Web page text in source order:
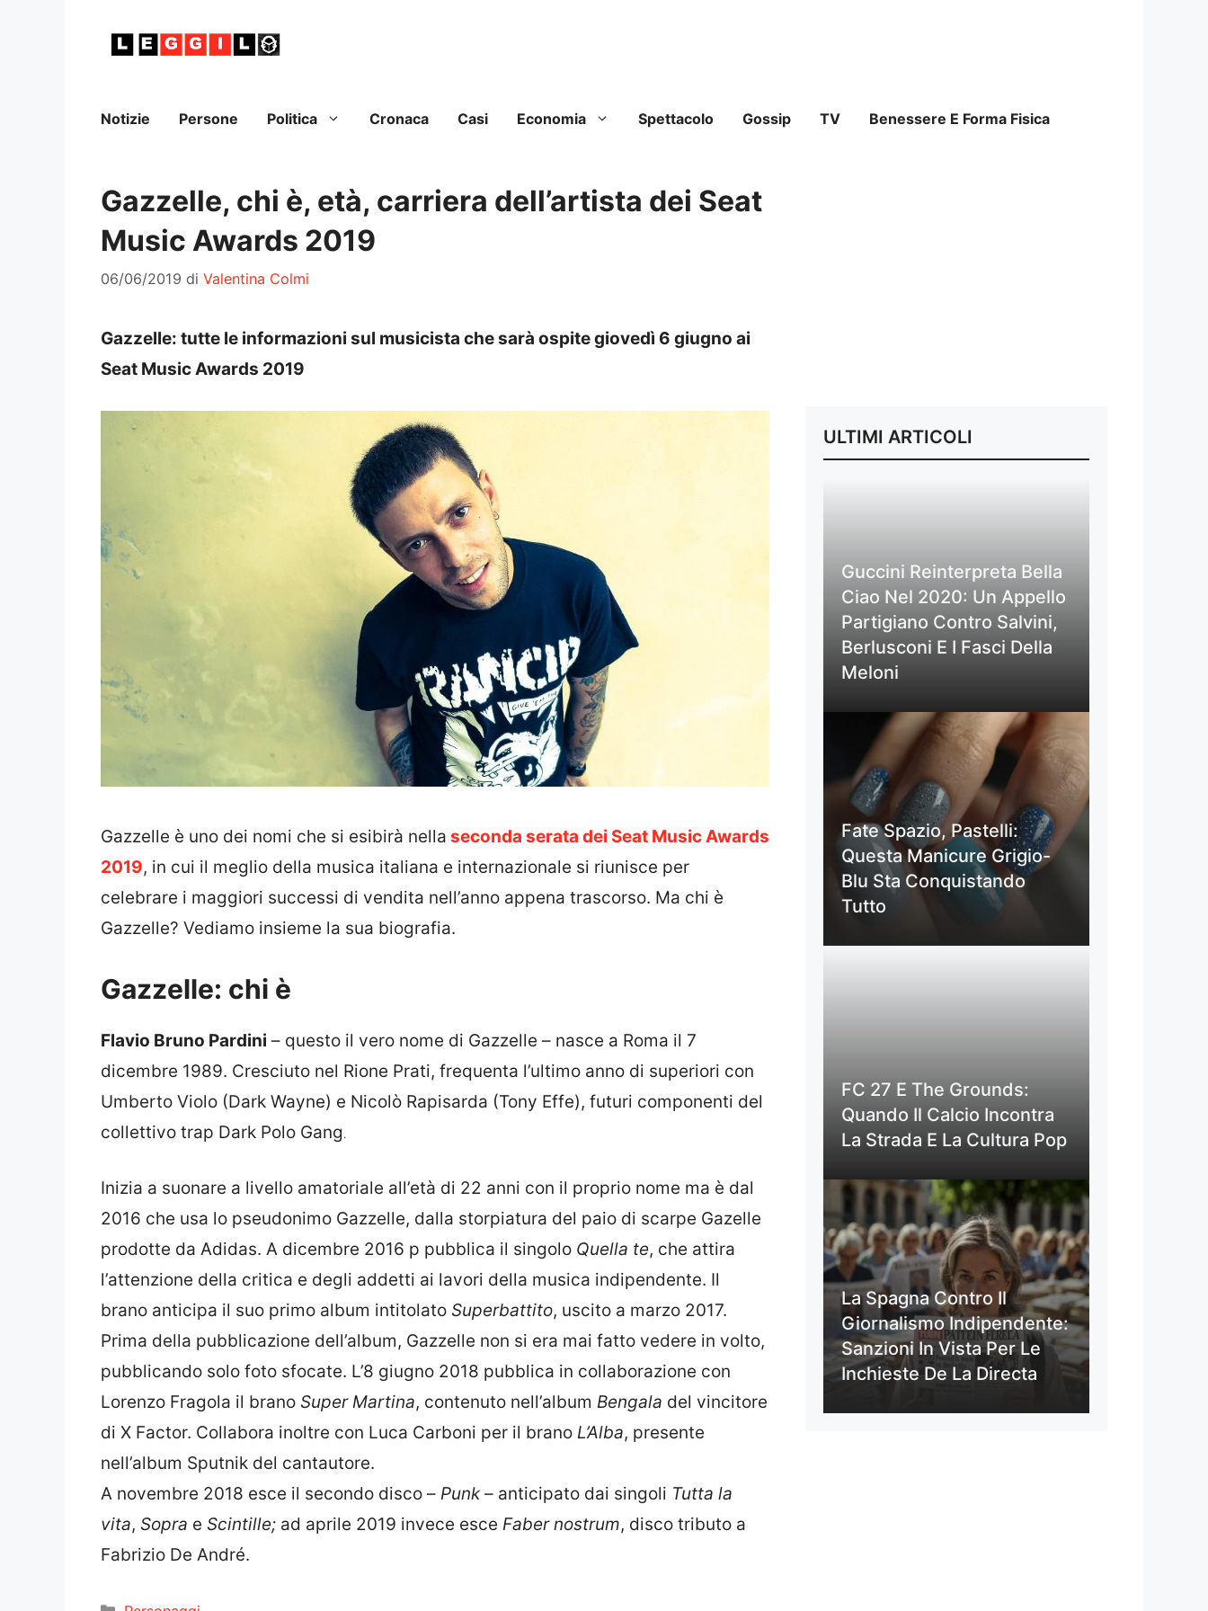
Notizie Persone Politica Cronaca Casi Economia Spettacolo Gossip TV Benessere E Forma Fisica
Gazzelle, chi è, età, carriera dell’artista dei Seat
Music Awards 2019
06/06/2019 di Valentina Colmi
Gazzelle: tutte le informazioni sul musicista che sarà ospite giovedì 6 giugno ai
Seat Music Awards 2019
Gazzelle è uno dei nomi che si esibirà nella seconda serata dei Seat Music Awards
2019, in cui il meglio della musica italiana e internazionale si riunisce per
celebrare i maggiori successi di vendita nell’anno appena trascorso. Ma chi è
Gazzelle? Vediamo insieme la sua biografia.
Gazzelle: chi è
Flavio Bruno Pardini – questo il vero nome di Gazzelle – nasce a Roma il 7
dicembre 1989. Cresciuto nel Rione Prati, frequenta l’ultimo anno di superiori con
Umberto Violo (Dark Wayne) e Nicolò Rapisarda (Tony Effe), futuri componenti del
collettivo trap Dark Polo Gang.
Inizia a suonare a livello amatoriale all’età di 22 anni con il proprio nome ma è dal
2016 che usa lo pseudonimo Gazzelle, dalla storpiatura del paio di scarpe Gazelle
prodotte da Adidas. A dicembre 2016 p pubblica il singolo Quella te, che attira
l’attenzione della critica e degli addetti ai lavori della musica indipendente. Il
brano anticipa il suo primo album intitolato Superbattito, uscito a marzo 2017.
Prima della pubblicazione dell’album, Gazzelle non si era mai fatto vedere in volto,
pubblicando solo foto sfocate. L’8 giugno 2018 pubblica in collaborazione con
Lorenzo Fragola il brano Super Martina, contenuto nell’album Bengala del vincitore
di X Factor. Collabora inoltre con Luca Carboni per il brano L’Alba, presente
nell’album Sputnik del cantautore.
A novembre 2018 esce il secondo disco – Punk – anticipato dai singoli Tutta la
vita, Sopra e Scintille; ad aprile 2019 invece esce Faber nostrum, disco tributo a
Fabrizio De André.
ULTIMI ARTICOLI
Guccini Reinterpreta Bella
Ciao Nel 2020: Un Appello
Partigiano Contro Salvini,
Berlusconi E I Fasci Della
Meloni
Fate Spazio, Pastelli:
Questa Manicure Grigio-
Blu Sta Conquistando
Tutto
FC 27 E The Grounds:
Quando Il Calcio Incontra
La Strada E La Cultura Pop
La Spagna Contro Il
Giornalismo Indipendente:
Sanzioni In Vista Per Le
Inchieste De La Directa